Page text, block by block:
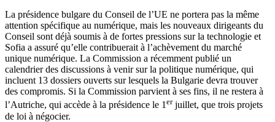
La présidence bulgare du Conseil de l’UE ne portera pas la même
attention spécifique au numérique, mais les nouveaux dirigeants du
Conseil sont déjà soumis à de fortes pressions sur la technologie et
Sofia a assuré qu’elle contribuerait à l’achèvement du marché
unique numérique. La Commission a récemment publié un
calendrier des discussions à venir sur la politique numérique, qui
incluent 13 dossiers ouverts sur lesquels la Bulgarie devra trouver
des compromis. Si la Commission parvient à ses fins, il ne restera à
l’Autriche, qui accède à la présidence le 1erjuillet, que trois projets
de loi à négocier.